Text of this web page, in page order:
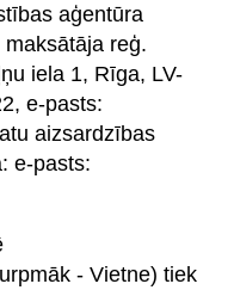
aģentūra
reģ.
iela 1, Rīga, LV-
e-pasts:
aizsardzības
e-pasts:
- Vietne) tiek